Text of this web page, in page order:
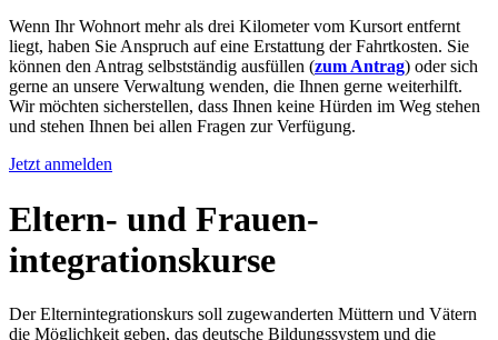
Wenn Ihr Wohnort mehr als drei Kilometer vom Kursort entfernt
liegt, haben Sie Anspruch auf eine Erstattung der Fahrtkosten. Sie
können den Antrag selbstständig ausfüllen (zum Antrag) oder sich
gerne an unsere Verwaltung wenden, die Ihnen gerne weiterhilft.
Wir möchten sicherstellen, dass Ihnen keine Hürden im Weg stehen
und stehen Ihnen bei allen Fragen zur Verfügung.
Jetzt anmelden
Eltern- und Frauen-
integrationskurse
Der Elternintegrationskurs soll zugewanderten Müttern und Vätern
die Möglichkeit geben, das deutsche Bildungssystem und die